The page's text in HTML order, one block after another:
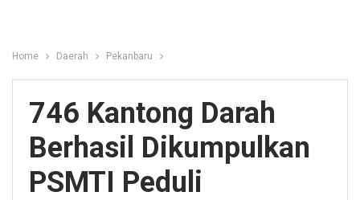
Home Daerah Pekanbaru
746 Kantong Darah
Berhasil Dikumpulkan
PSMTI Peduli